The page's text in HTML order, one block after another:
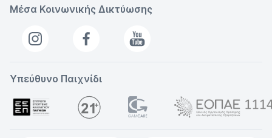
Μέσα Κοινωνικής Δικτύωσης
Υπεύθυνο Παιχνίδι